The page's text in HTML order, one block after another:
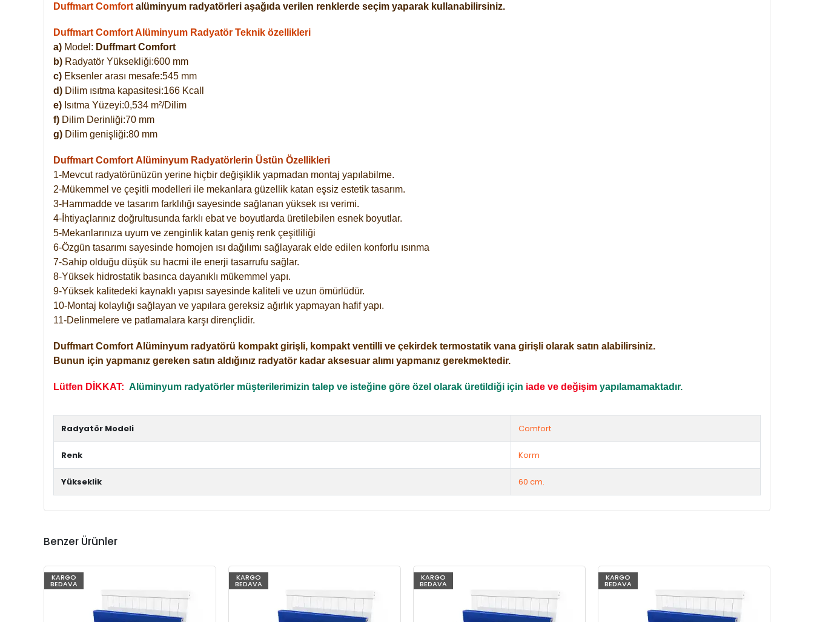
Duffmart Comfort alüminyum radyatörleri aşağıda verilen renklerde seçim yaparak kullanabilirsiniz.
Duffmart Comfort Alüminyum Radyatör Teknik özellikleri
a) Model: Duffmart Comfort
b) Radyatör Yüksekliği:600 mm
c) Eksenler arası mesafe:545 mm
d) Dilim ısıtma kapasitesi:166 Kcall
e) Isıtma Yüzeyi:0,534 m²/Dilim
f) Dilim Derinliği:70 mm
g) Dilim genişliği:80 mm
Duffmart Comfort Alüminyum Radyatörlerin Üstün Özellikleri
1-Mevcut radyatörünüzün yerine hiçbir değişiklik yapmadan montaj yapılabilme.
2-Mükemmel ve çeşitli modelleri ile mekanlara güzellik katan eşsiz estetik tasarım.
3-Hammadde ve tasarım farklılığı sayesinde sağlanan yüksek ısı verimi.
4-İhtiyaçlarınız doğrultusunda farklı ebat ve boyutlarda üretilebilen esnek boyutlar.
5-Mekanlarınıza uyum ve zenginlik katan geniş renk çeşitliliği
6-Özgün tasarımı sayesinde homojen ısı dağılımı sağlayarak elde edilen konforlu ısınma
7-Sahip olduğu düşük su hacmi ile enerji tasarrufu sağlar.
8-Yüksek hidrostatik basınca dayanıklı mükemmel yapı.
9-Yüksek kalitedeki kaynaklı yapısı sayesinde kaliteli ve uzun ömürlüdür.
10-Montaj kolaylığı sağlayan ve yapılara gereksiz ağırlık yapmayan hafif yapı.
11-Delinmelere ve patlamalara karşı dirençlidir.
Duffmart Comfort Alüminyum radyatörü kompakt girişli, kompakt ventilli ve çekirdek termostatik vana girişli olarak satın alabilirsiniz.
Bunun için yapmanız gereken satın aldığınız radyatör kadar aksesuar alımı yapmanız gerekmektedir.
Lütfen DİKKAT: Alüminyum radyatörler müşterilerimizin talep ve isteğine göre özel olarak üretildiği için iade ve değişim yapılamamaktadır.
Radyatör Modeli Comfort
Renk Korm
Yükseklik 60 cm.
Benzer Ürünler
KARGO
BEDAVA
KARGO
BEDAVA
KARGO
BEDAVA
KARGO
BEDAVA